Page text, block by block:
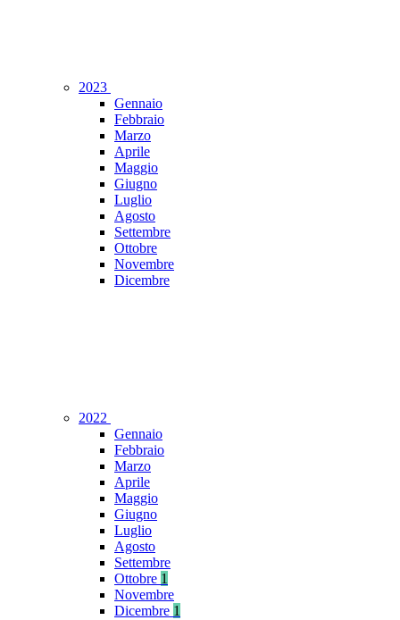
2023
Gennaio
Febbraio
Marzo
Aprile
Maggio
Giugno
Luglio
Agosto
Settembre
Ottobre
Novembre
Dicembre
2022
Gennaio
Febbraio
Marzo
Aprile
Maggio
Giugno
Luglio
Agosto
Settembre
Ottobre 1
Novembre
Dicembre 1